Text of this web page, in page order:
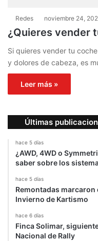
Redes noviembre 24,
¿Quieres vender
Si quieres vender tu
y dolores de cabeza, es
Leer más »
Últimas
hace 5 días
¿AWD, 4WD o
saber sobre los
hace 5 días
Remontadas
Invierno de Kartismo
hace 6 días
Finca Solimar,
Nacional de Rally